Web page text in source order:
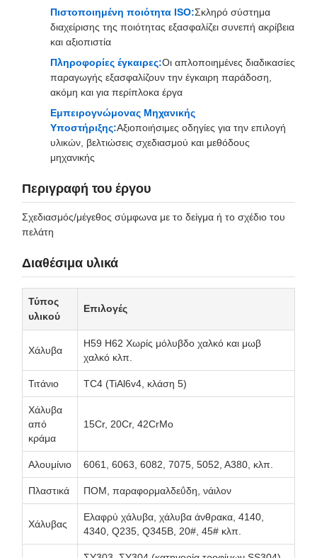
Πιστοποιημένη ποιότητα ISO:Σκληρό σύστημα
διαχείρισης της ποιότητας εξασφαλίζει συνεπή ακρίβεια
και αξιοπιστία
Πληροφορίες έγκαιρες:Οι απλοποιημένες διαδικασίες
παραγωγής εξασφαλίζουν την έγκαιρη παράδοση,
ακόμη και για περίπλοκα έργα
Εμπειρογνώμονας Μηχανικής
Υποστήριξης:Αξιοποιήσιμες οδηγίες για την επιλογή
υλικών, βελτιώσεις σχεδιασμού και μεθόδους
μηχανικής
Περιγραφή του έργου
Σχεδιασμός/μέγεθος σύμφωνα με το δείγμα ή το σχέδιο του
πελάτη
Διαθέσιμα υλικά
Τύπος
υλικού
Επιλογές
Χάλυβα
H59 H62 Χωρίς μόλυβδο χαλκό και μωβ
χαλκό κλπ.
Τιτάνιο TC4 (TiAl6v4, κλάση 5)
Χάλυβα
από
κράμα
15Cr, 20Cr, 42CrMo
Αλουμίνιο 6061, 6063, 6082, 7075, 5052, A380, κλπ.
Πλαστικά ΠΟΜ, παραφορμαλδεΰδη, νάιλον
Χάλυβας
Ελαφρύ χάλυβα, χάλυβα άνθρακα, 4140,
4340, Q235, Q345B, 20#, 45# κλπ.